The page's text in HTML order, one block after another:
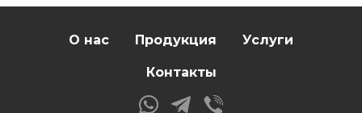
О нас Продукция Услуги
Контакты